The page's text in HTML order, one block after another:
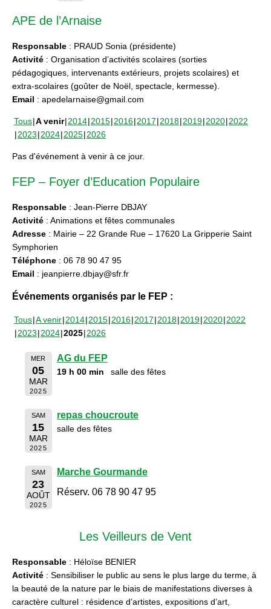
APE de l’Arnaise
Responsable : PRAUD Sonia (présidente)
Activité : Organisation d’activités scolaires (sorties
pédagogiques, intervenants extérieurs, projets scolaires) et
extra-scolaires (goûter de Noël, spectacle, kermesse).
Email : apedelarnaise@gmail.com
Tous A venir 2014 2015 2016 2017 2018 2019 2020 2022
2023 2024 2025 2026
Pas d'événement à venir à ce jour.
FEP – Foyer d’Education Populaire
Responsable : Jean-Pierre DBJAY
Activité : Animations et fêtes communales
Adresse : Mairie – 22 Grande Rue – 17620 La Gripperie Saint
Symphorien
Téléphone : 06 78 90 47 95
Email : jeanpierre.dbjay@sfr.fr
Événements organisés par le FEP :
Tous A venir 2014 2015 2016 2017 2018 2019 2020 2022
2023 2024 2025 2026
MER
05
MAR
2025
AG du FEP
19 h 00 min salle des fêtes
SAM
15
MAR
2025
repas choucroute
salle des fêtes
SAM
23
AOÛT
2025
Marche Gourmande
Réserv. 06 78 90 47 95
Les Veilleurs de Vent
Responsable : Héloïse BENIER
Activité : Sensibiliser le public au sens le plus large du terme, à
la beauté de la nature par le biais de manifestations diverses à
caractère culturel : résidence d’artistes, expositions d’art,